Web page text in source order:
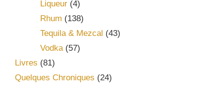
Liqueur (4)
Rhum (138)
Tequila & Mezcal (43)
Vodka(57)
Livres (81)
Quelques Chroniques (24)